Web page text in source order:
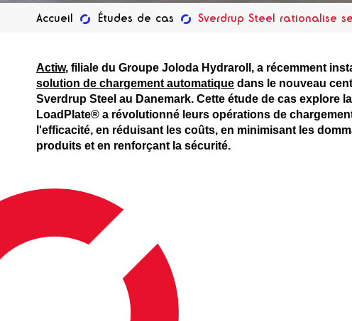
Accueil Études de cas Sverdrup Steel rationalise
Actiw, filiale du Groupe Joloda Hydraroll, a récemment
solution de chargement automatique dans le nouveau
Sverdrup Steel au Danemark. Cette étude de cas explore
LoadPlate® a révolutionné leurs opérations de
l'efficacité, en réduisant les coûts, en minimisant les
produits et en renforçant la sécurité.